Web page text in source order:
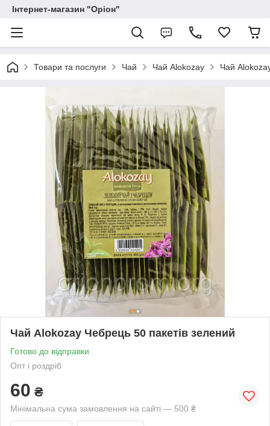
Інтернет-магазин "Оріон"
Товари та послуги Чай Чай Alokozay Чай
Чай Alokozay Чебрець 50 пакетів зелений
Готово до відправки
Опт і роздріб
60 ₴
Мінімальна сума замовлення на сайті — 500 ₴